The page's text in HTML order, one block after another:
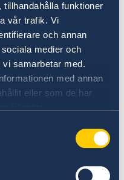
funktioner
vår trafik. Vi
och annan
medier och
samarbetar med.
med annan
eller som de har
måste parterna
enligt instruktioner
parterna
två vittnen;
sig med en icke-
föräldrar (eller en